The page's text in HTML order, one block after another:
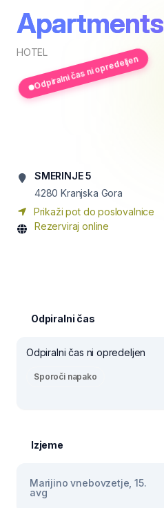
HOTEL
Odpiralni čas ni opredeljen
SMERINJE 5
4280 Kranjska Gora
Prikaži pot do poslovalnice
Rezerviraj online
Odpiralni čas
Odpiralni čas ni opredeljen
Sporoči napako
Izjeme
Marijino vnebovzetje, 15.
avg